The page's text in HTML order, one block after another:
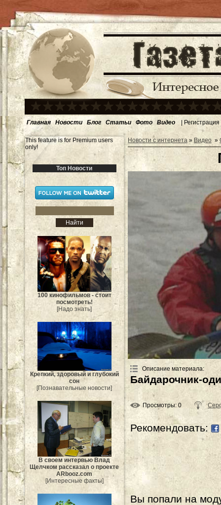
Главная Новости Блог Статьи Фото Видео | Регистрация
This feature is for Premium users
only!
Топ Новости
100 кинофильмов - стоит
посмотреть!
[Надо знать]
Крепкий, здоровый и глубокий
сон
[Познавательные новости]
В своем интервью Влад
Щелчком рассказал о проекте
ARbooz.com
[Интересные факты]
Новости с интернета » Видео »
Описание материала:
Байдарочник-
Просмотры: 0
Рекомендовать:
Вы попали на